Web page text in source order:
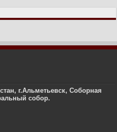
г.Альметьевск, Соборная
собор.